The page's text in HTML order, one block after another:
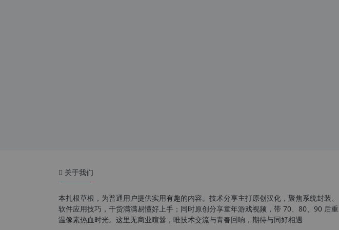
关于我们
本扎根草根，为普通用户提供实用有趣的内容。技术分享主打原创汉化，聚焦系统封装、
软件应用技巧，干货满满易懂好上手；同时原创分享童年游戏视频，带 70、80、90 后重
温像素热血时光。这里无商业喧嚣，唯技术交流与青春回响，期待与同好相遇